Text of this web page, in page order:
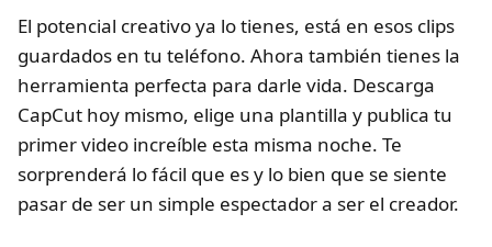
El potencial creativo ya lo tienes, está en esos clips
guardados en tu teléfono. Ahora también tienes la
herramienta perfecta para darle vida. Descarga
CapCut hoy mismo, elige una plantilla y publica tu
primer video increíble esta misma noche. Te
sorprenderá lo fácil que es y lo bien que se siente
pasar de ser un simple espectador a ser el creador.